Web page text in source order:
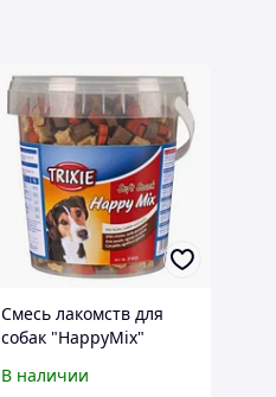
Смесь лакомств для
собак "HappyMix"
курица).
В наличии